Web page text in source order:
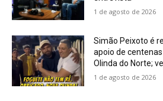
1 de agosto de 2026
Simão Peixoto é
apoio de
Olinda do Norte;
1 de agosto de 2026